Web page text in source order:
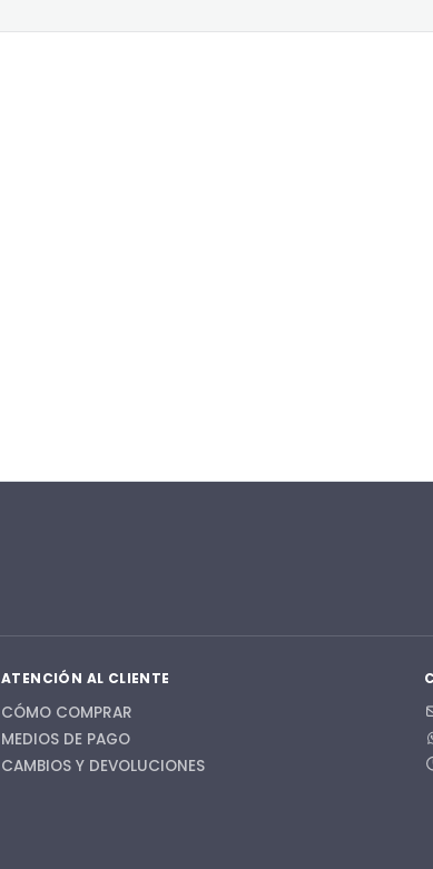
ATENCIÓN AL CLIENTE
CÓMO COMPRAR
MEDIOS DE PAGO
CAMBIOS Y DEVOLUCIONES